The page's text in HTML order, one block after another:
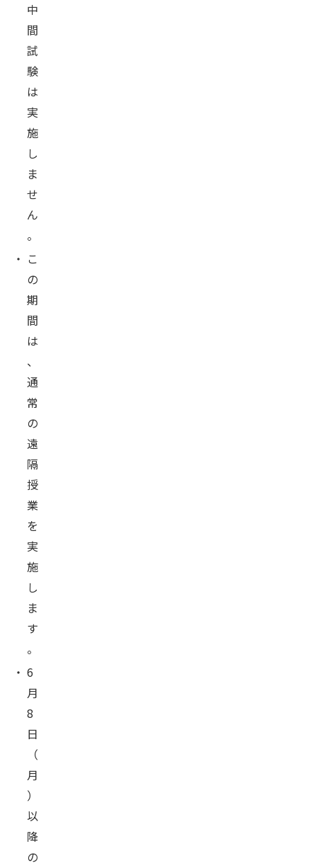
中
間
試
験
は
実
施
し
ま
せ
ん
。
・ こ
の
期
間
は
、
通
常
の
遠
隔
授
業
を
実
施
し
ま
す
。
・ 6
月
8
日
（
月
）
以
降
の